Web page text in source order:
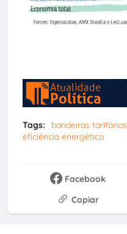
Tags: bandeiras tarifárias
eficiência energética
Facebook
Copiar